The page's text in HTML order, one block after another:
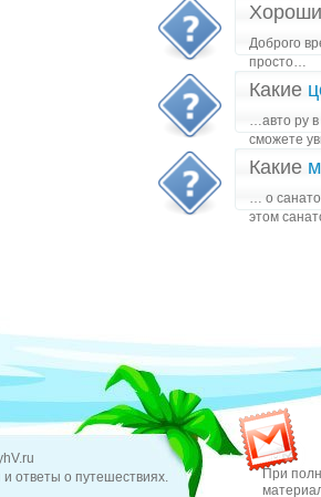
Доброго
просто…
Какие
…авто ру в
сможете
Какие
… о
этом
и ответы о путешествиях.
При